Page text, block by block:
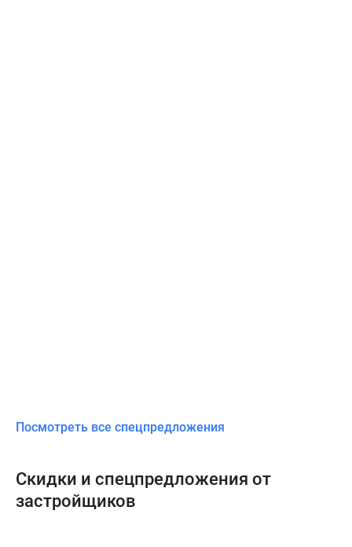
Посмотреть все спецпредложения
Скидки и спецпредложения от
застройщиков